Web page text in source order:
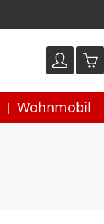
Wohnmobil